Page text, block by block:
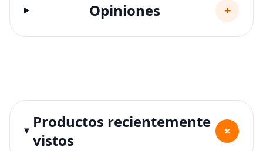
Opiniones +
Productos recientemente
vistos
+